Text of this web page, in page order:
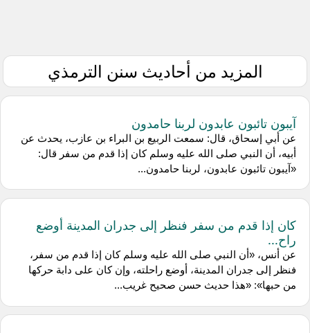
المزيد من أحاديث سنن الترمذي
آيبون تائبون عابدون لربنا حامدون
عن أبي إسحاق، قال: سمعت الربيع بن البراء بن عازب، يحدث عن
أبيه، أن النبي صلى الله عليه وسلم كان إذا قدم من سفر قال:
«آيبون تائبون عابدون، لربنا حامدون...
كان إذا قدم من سفر فنظر إلى جدران المدينة أوضع
راح...
عن أنس، «أن النبي صلى الله عليه وسلم كان إذا قدم من سفر،
فنظر إلى جدران المدينة، أوضع راحلته، وإن كان على دابة حركها
من حبها»: «هذا حديث حسن صحيح غريب...